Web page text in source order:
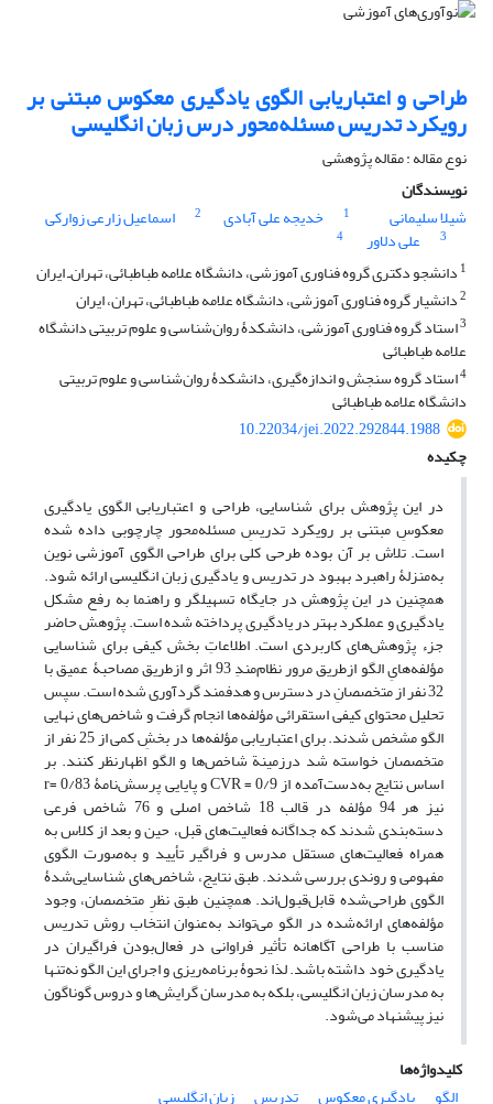
طراحی و اعتباریابی الگوی یادگیری معکوس مبتنی بر
رویکرد تدریس مسئله‌محور درس زبان انگلیسی
نوع مقاله : مقاله پژوهشی
نویسندگان
شیلا سلیمانی
1 خدیجه علی آبادی 2 اسماعیل زارعی زوارکی
3 علی دلاور
4
1 دانشجو دکتری گروه فناوری آموزشی، دانشگاه علامه طباطبائی، تهران‌ـ ‌ایران
2دانشیار گروه فناوری آموزشی، دانشگاه علامه طباطبائی، تهران، ایران
3استاد گروه فناوری آموزشی، دانشکدۀ روان‌شناسی و علوم تربیتی دانشگاه
علامه طباطبائی
4استاد گروه سنجش و اندازه‌گیری، دانشکدۀ روان‌شناسی و علوم تربیتی
دانشگاه علامه طباطبائی
10.22034/jei.2022.292844.1988
چکیده
در این پژوهش برای شناسایی، طراحی و اعتباریابی الگوی یادگیری
معکوسِ مبتنی بر رویکرد تدریسِ مسئله‌محور چارچوبی داده شده
است. تلاش بر آن بوده طرحی کلی برای طراحی الگوی آموزشی نوین
به‌منزلۀ راهبرد بهبود در تدریس و یادگیری زبان انگلیسی ارائه شود.
همچنین در این پژوهش در جایگاه تسهیلگر و راهنما به رفع مشکل
یادگیری و عملکرد بهتر در یادگیری پرداخته شده است. پژوهش حاضر
جزء پژوهش‌های کاربردی است. اطلاعاتِ بخش کیفی برای شناسایی
مؤلفه‌هایِ الگو ازطریق مرور نظام‌مندِ 93 اثر و ازطریق مصاحبۀ عمیق با
32 نفر از متخصصانِ در دسترس و هدفمند گردآوری شده است. سپس
تحلیل محتوای کیفی استقرائی مؤلفه‌ها انجام گرفت و شاخص‌های نهایی
الگو مشخص شدند. برای اعتباریابی مؤلفه‌ها در بخشِ کمی از 25 نفر از
متخصصان خواسته شد درزمینة شاخص‌ها و الگو اظهارنظر کنند. بر
اساس نتایج به‌دست‌آمده از 0/9 = CVR و پایایی پرسش‌نامۀ 0/83 =r
نیز هر 94 مؤلفه در قالب 18 شاخص اصلی و 76 شاخص فرعی
دسته‌بندی شدند که جداگانه فعالیت‌های قبل، حین و بعد از کلاس به
همراه فعالیت‌های مستقل مدرس و فراگیر تأیید و به‌صورت الگوی
مفهومی و روندی بررسی شدند. طبق نتایج، شاخص‌های شناسایی‌شدۀ
الگوی طراحی‌شده قابل‌قبول‌اند. همچنین طبق نظرِ متخصصان، وجود
مؤلفه‌های ارائه‌شده در الگو می‌تواند به‌عنوان انتخاب روش تدریس
مناسب با طراحی آگاهانه تأثیر فراوانی در فعال‌بودن فراگیران در
یادگیری خود داشته باشد. لذا نحوۀ برنامه‌ریزی و اجرای این الگو نه‌تنها
به مدرسان زبان انگلیسی، بلکه به مدرسان گرایش‌ها و دروس گوناگون
نیز پیشنهاد می‌شود.
کلیدواژه‌ها
الگو
یادگیری معکوس تدریس زبان انگلیسی